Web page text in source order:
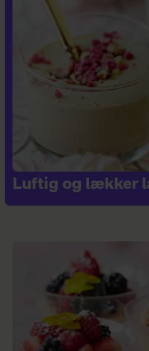
Luftig og lækker